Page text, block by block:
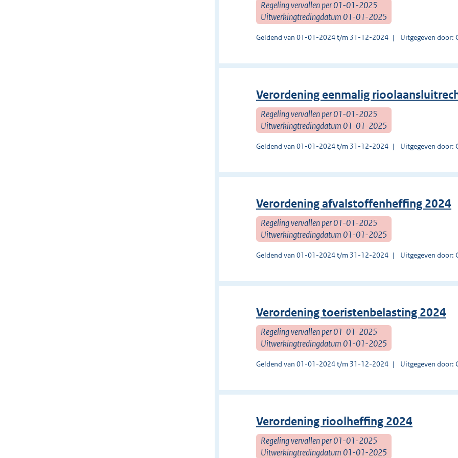
Regeling vervallen per 01-01-2025
Uitwerkingtredingdatum 01-01-2025
Geldend van 01-01-2024 t/m 31-12-2024 Uitgegeven door:
Verordening eenmalig
Regeling vervallen per 01-01-2025
Uitwerkingtredingdatum 01-01-2025
Geldend van 01-01-2024 t/m 31-12-2024 Uitgegeven door:
Verordening afvalstoffenheffing 2024
Regeling vervallen per 01-01-2025
Uitwerkingtredingdatum 01-01-2025
Geldend van 01-01-2024 t/m 31-12-2024 Uitgegeven door:
Verordening toeristenbelasting 2024
Regeling vervallen per 01-01-2025
Uitwerkingtredingdatum 01-01-2025
Geldend van 01-01-2024 t/m 31-12-2024 Uitgegeven door:
Verordening rioolheffing 2024
Regeling vervallen per 01-01-2025
Uitwerkingtredingdatum 01-01-2025